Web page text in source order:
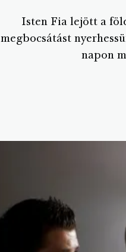
Isten Fia lejött a
megbocsátást
napon